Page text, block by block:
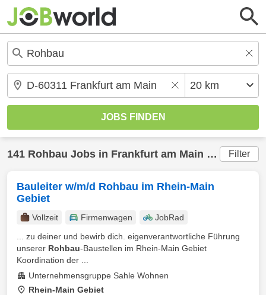
141 Rohbau Jobs in Frankfurt am Main Filter
Bauleiter w/m/d Rohbau im Rhein-Main
Gebiet
Vollzeit Firmenwagen
JobRad
... zu deiner und bewirb dich. eigenverantwortliche Führung
unserer Rohbau-Baustellen im Rhein-Main Gebiet
Koordination der ...
Unternehmensgruppe Sahle Wohnen
Rhein-Main Gebiet